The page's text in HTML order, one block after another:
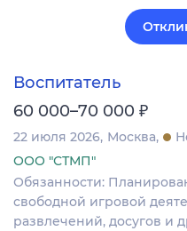
Воспитатель
60 000–70 000 ₽
22 июля 2026 Москва
ООО "СТМП"
Обязанности:
свободной игровой
развлечений, досугов и